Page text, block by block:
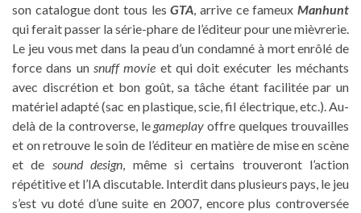
son catalogue dont tous lesGTA, arrive ce fameuxManhunt
qui ferait passer la série-phare de l’éditeur pour une mièvrerie.
Le jeu vous met dans la peau d’un condamné à mort enrôlé de
force dans un snuff movie et qui doit exécuter les méchants
avec discrétion et bon goût, sa tâche étant facilitée par un
matériel adapté (sac en plastique, scie, fil électrique, etc.). Au-
delà de la controverse, le gameplay offre quelques trouvailles
et on retrouve le soin de l’éditeur en matière de mise en scène
et de sound design, même si certains trouveront l’action
répétitive et l’IA discutable. Interdit dans plusieurs pays, le jeu
s’est vu doté d’une suite en 2007, encore plus controversée